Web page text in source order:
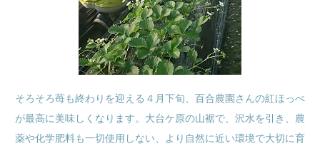
そろそろ苺も終わりを迎える４月下旬、百合農園さんの紅ほっぺ
が最高に美味しくなります。大台ケ原の山裾で、沢水を引き、農
薬や化学肥料も一切使用しない、より自然に近い環境で大切に育